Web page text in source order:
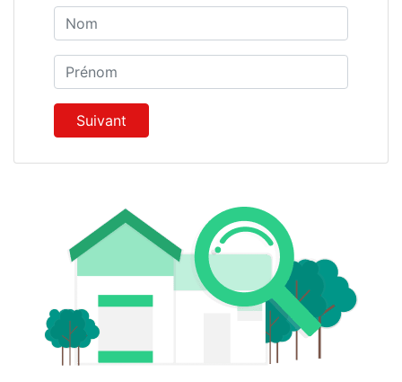
Prénom
Suivant